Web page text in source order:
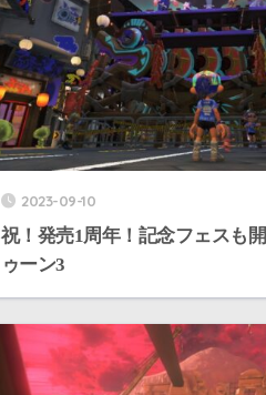
2023-09-10
祝！発売1周年！記念フェスも
ゥーン3